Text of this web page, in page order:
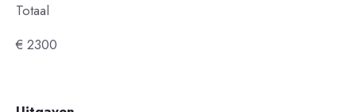
Totaal
€ 2300